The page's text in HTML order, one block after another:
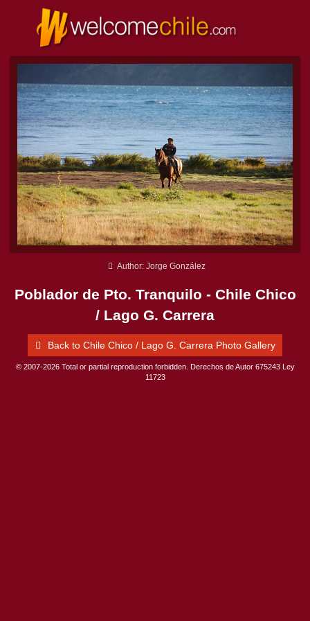
Author: Jorge González
Poblador de Pto. Tranquilo - Chile Chico
/ Lago G. Carrera
Back to Chile Chico / Lago G. Carrera Photo Gallery
© 2007-2026 Total or partial reproduction forbidden. Derechos de Autor 675243 Ley
11723